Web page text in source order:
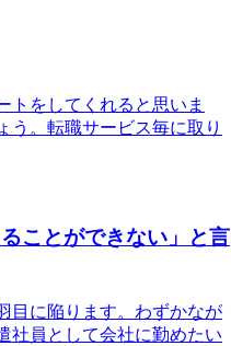
トをしてくれると思いま
う。転職サービス毎に取り
ことができない」と言
目に陥ります。わずかなが
社員として会社に勤めたい